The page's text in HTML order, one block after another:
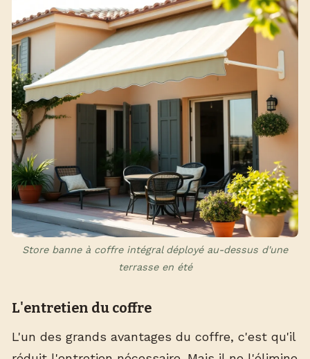
Store banne à coffre intégral déployé au-dessus d'une
terrasse en été
L'entretien du coffre
L'un des grands avantages du coffre, c'est qu'il